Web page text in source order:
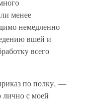
менее
немедленно
вшей и
всего
по полку, —
с моей